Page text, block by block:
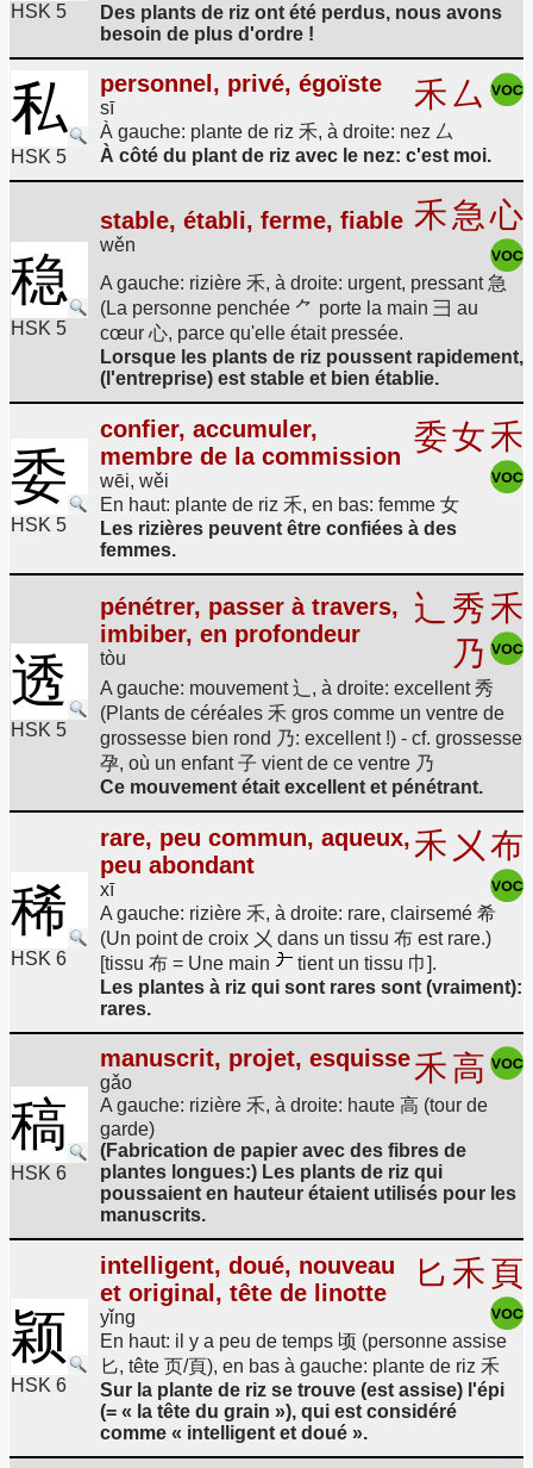
HSK 5
Des plants de riz ont été perdus, nous avons
besoin de plus d'ordre !
私
HSK 5
personnel, privé, égoïste
sī 禾厶
À gauche: plante de riz 禾, à droite: nez 厶
À côté du plant de riz avec le nez: c'est moi.
稳
HSK 5
stable, établi, ferme, fiable
wěn
禾急 心
A gauche: rizière 禾, à droite: urgent, pressant 急
(La personne penchée ⺈ porte la main 彐 au
cœur 心, parce qu'elle était pressée.
Lorsque les plants de riz poussent rapidement,
(l'entreprise) est stable et bien établie.
委
HSK 5
confier, accumuler,
membre de la commission
wēi, wěi
委女禾
En haut: plante de riz 禾, en bas: femme 女
Les rizières peuvent être confiées à des
femmes.
透
HSK 5
pénétrer, passer à travers,
imbiber, en profondeur
tòu
辶 秀禾
乃
A gauche: mouvement 辶, à droite: excellent 秀
(Plants de céréales 禾 gros comme un ventre de
grossesse bien rond 乃: excellent !) - cf. grossesse
孕, où un enfant 子 vient de ce ventre 乃
Ce mouvement était excellent et pénétrant.
稀
HSK 6
rare, peu commun, aqueux,
peu abondant
xī
禾 㐅 布
A gauche: rizière 禾, à droite: rare, clairsemé 希
(Un point de croix 㐅 dans un tissu 布 est rare.)
[tissu 布 = Une main
tient un tissu 巾].
Les plantes à riz qui sont rares sont (vraiment):
rares.
稿
HSK 6
manuscrit, projet, esquisse
gǎo 禾高
A gauche: rizière 禾, à droite: haute 高 (tour de
garde)
(Fabrication de papier avec des fibres de
plantes longues:) Les plants de riz qui
poussaient en hauteur étaient utilisés pour les
manuscrits.
颖
HSK 6
intelligent, doué, nouveau
et original, tête de linotte
yǐng
匕 禾頁
En haut: il y a peu de temps 顷 (personne assise
匕, tête 页/頁), en bas à gauche: plante de riz 禾
Sur la plante de riz se trouve (est assise) l'épi
(= « la tête du grain »), qui est considéré
comme « intelligent et doué ».